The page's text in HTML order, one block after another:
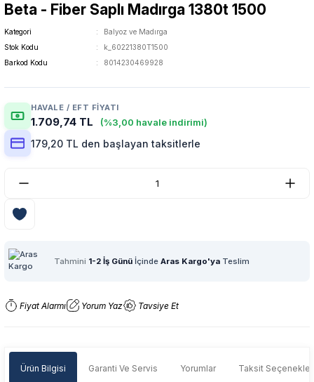
Beta - Fiber Saplı Madırga 1380t 1500
Kategori
Balyoz ve Madırga
Stok Kodu
k_60221380T1500
Barkod Kodu
8014230469928
HAVALE / EFT FIYATI
1.709,74 TL (%3,00 havale indirimi)
179,20 TL den başlayan taksitlerle
Tahmini 1-2 İş Günü İçinde Aras Kargo'ya Teslim
Fiyat Alarmı Yorum Yaz Tavsiye Et
Ürün Bilgisi Garanti Ve Servis Yorumlar Taksit